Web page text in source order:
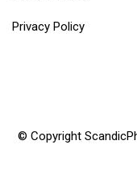
Privacy Policy
© Copyright